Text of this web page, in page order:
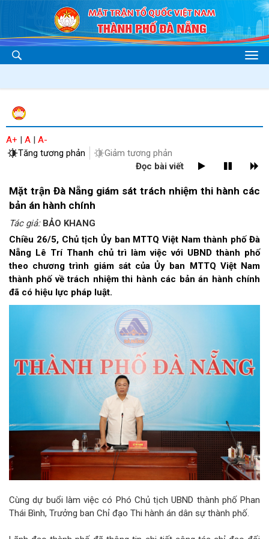
A+ | A | A-
Tăng tương phản
Giảm tương phản
Đọc bài viết
Mặt trận Đà Nẵng giám sát trách nhiệm thi hành các
bản án hành chính
Tác giả: BẢO KHANG
Chiều 26/5, Chủ tịch Ủy ban MTTQ Việt Nam thành phố Đà
Nẵng Lê Trí Thanh chủ trì làm việc với UBND thành phố
theo chương trình giám sát của Ủy ban MTTQ Việt Nam
thành phố về trách nhiệm thi hành các bản án hành chính
đã có hiệu lực pháp luật.
Cùng dự buổi làm việc có Phó Chủ tịch UBND thành phố Phan
Thái Bình, Trưởng ban Chỉ đạo Thi hành án dân sự thành phố.